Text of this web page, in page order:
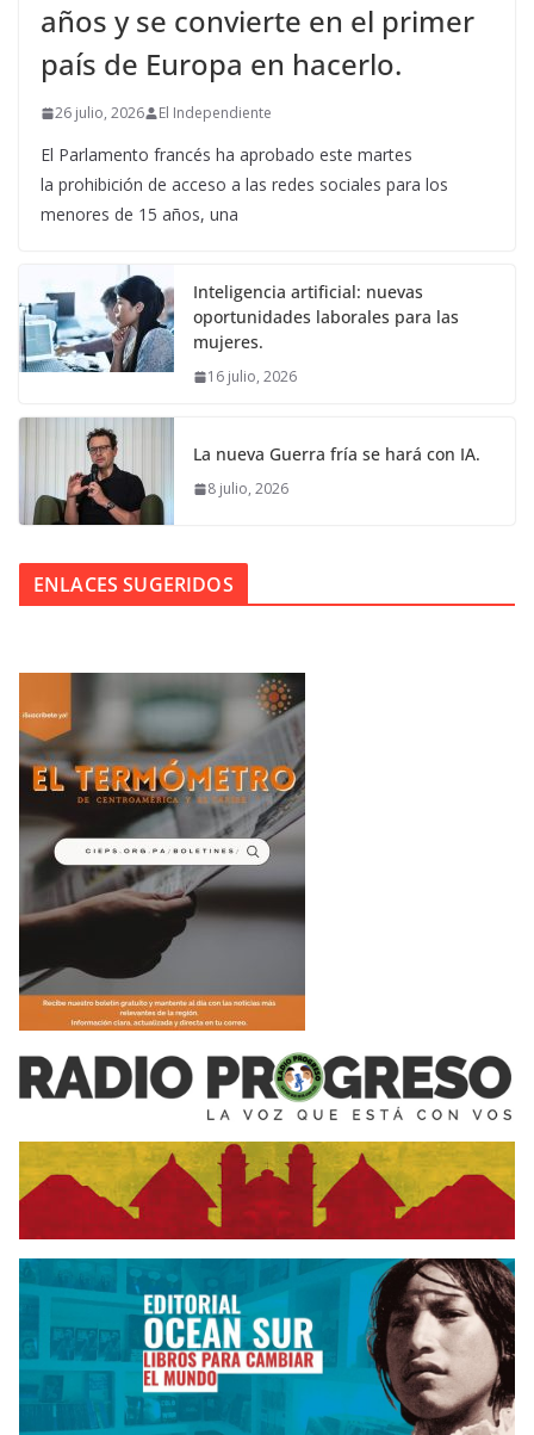
años y se convierte en el primer
país de Europa en hacerlo.
26 julio, 2026 El Independiente
El Parlamento francés ha aprobado este martes
la prohibición de acceso a las redes sociales para los
menores de 15 años, una
Inteligencia artificial: nuevas
oportunidades laborales para las
mujeres.
16 julio, 2026
La nueva Guerra fría se hará con IA.
8 julio, 2026
ENLACES SUGERIDOS